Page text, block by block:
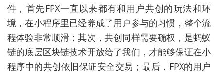
件，首先FPX一直以来都有和用户共创的玩法和环
境，在小程序里已经养成了用户参与的习惯，整个流
程体验非常顺滑；其次，共创同样需要确权，是蚂蚁
链的底层区块链技术开放给了我们，才能够保证在小
程序中的共创依旧保证安全交易；最后，FPX的用户